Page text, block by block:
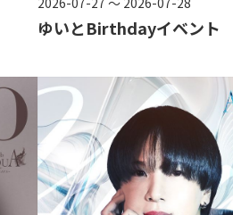
ゆいとBirthdayイベント